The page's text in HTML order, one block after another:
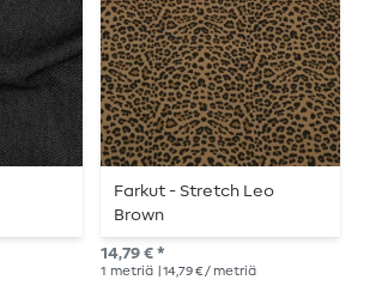
Farkut - Stretch Leo
Brown
14,79 € *
1 metriä | 14,79 € / metriä